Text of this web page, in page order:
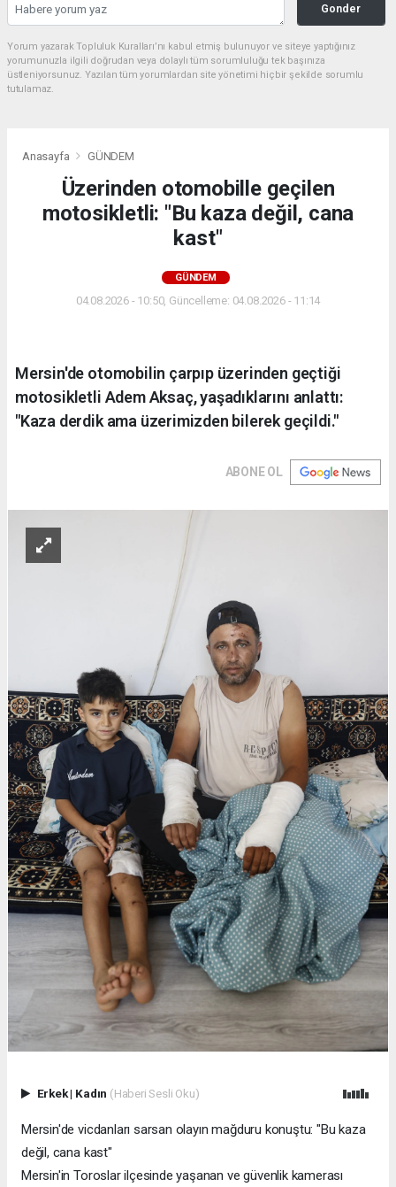
Gonder
Yorum yazarak Topluluk Kuralları’nı kabul etmiş bulunuyor ve siteye yaptığınız
yorumunuzla ilgili doğrudan veya dolaylı tüm sorumluluğu tek başınıza
üstleniyorsunuz. Yazılan tüm yorumlardan site yönetimi hiçbir şekilde sorumlu
tutulamaz.
Anasayfa GÜNDEM
Üzerinden otomobille geçilen
motosikletli: "Bu kaza değil, cana
kast"
GÜNDEM
04.08.2026 - 10:50, Güncelleme: 04.08.2026 - 11:14
Mersin'de otomobilin çarpıp üzerinden geçtiği
motosikletli Adem Aksaç, yaşadıklarını anlattı:
"Kaza derdik ama üzerimizden bilerek geçildi."
ABONE OL
Erkek| Kadın (Haberi Sesli Oku)
Mersin'de vicdanları sarsan olayın mağduru konuştu: "Bu kaza
değil, cana kast"
Mersin'in Toroslar ilçesinde yaşanan ve güvenlik kamerası